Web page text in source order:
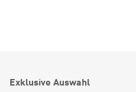
Exklusive Auswahl